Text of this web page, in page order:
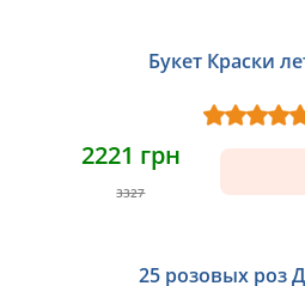
Букет Краски
2221 грн
3327
НОВИНКА
25 розовых роз